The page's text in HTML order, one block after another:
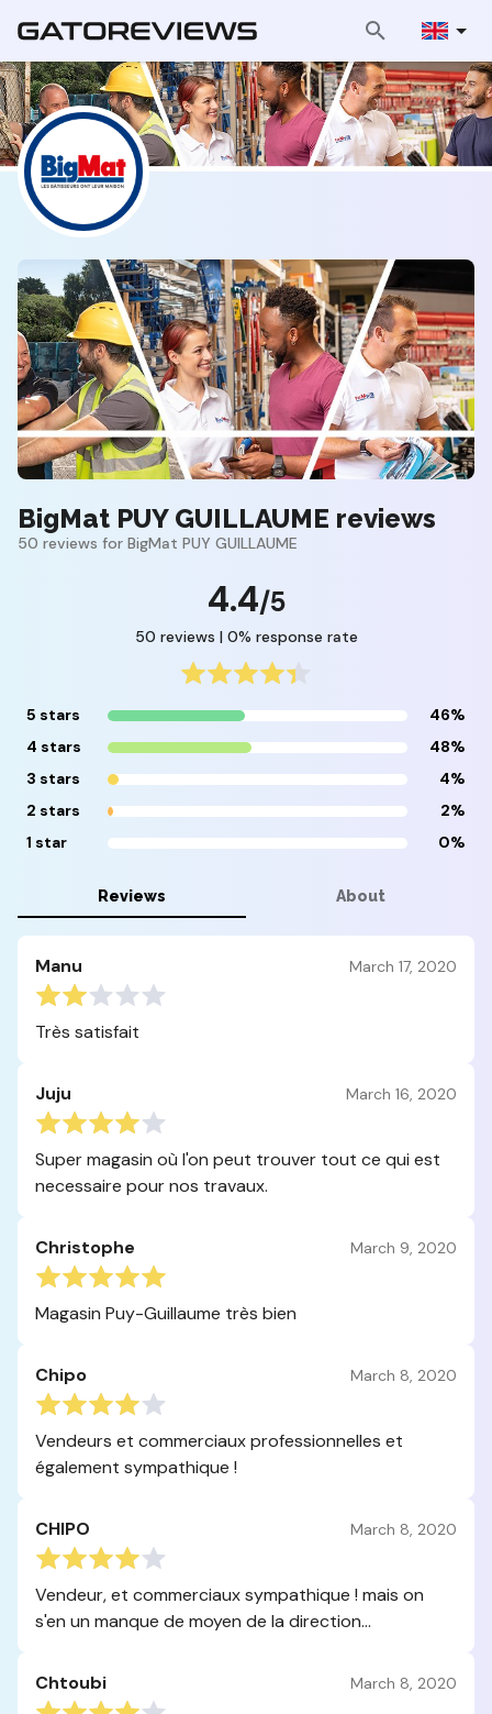
BigMat PUY GUILLAUME reviews
50 reviews for BigMat PUY GUILLAUME
4.4/5
50 reviews | 0% response rate
5 stars
46%
4 stars
48%
3 stars
4%
2 stars
2%
1 star
0%
Reviews About
Manu March 17, 2020
Très satisfait
Juju March 16, 2020
Super magasin où l'on peut trouver tout ce qui est
necessaire pour nos travaux.
Christophe March 9, 2020
Magasin Puy-Guillaume très bien
Chipo March 8, 2020
Vendeurs et commerciaux professionnelles et
également sympathique !
CHIPO March 8, 2020
Vendeur, et commerciaux sympathique ! mais on
s'en un manque de moyen de la direction...
Chtoubi March 8, 2020